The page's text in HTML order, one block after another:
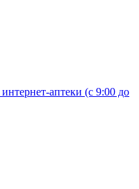
аптеки (с 9:00 до